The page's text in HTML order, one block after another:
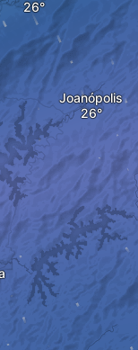
Joanópolis